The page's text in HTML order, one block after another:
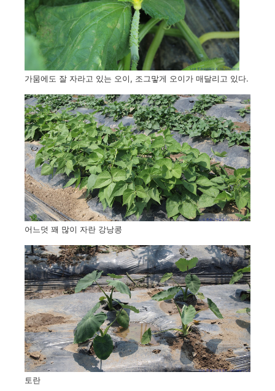
가뭄에도 잘 자라고 있는 오이, 조그맣게 오이가 매달리고 있다.
어느덧 꽤 많이 자란 강낭콩
토란